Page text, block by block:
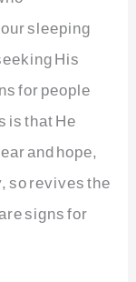
sleeping
His
for people
is that He
and hope,
so revives the
signs for